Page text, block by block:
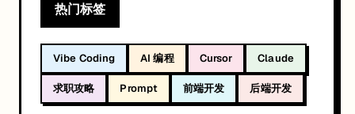
热门标签
Vibe Coding AI 编程 Cursor Claude
求职攻略 Prompt 前端开发 后端开发